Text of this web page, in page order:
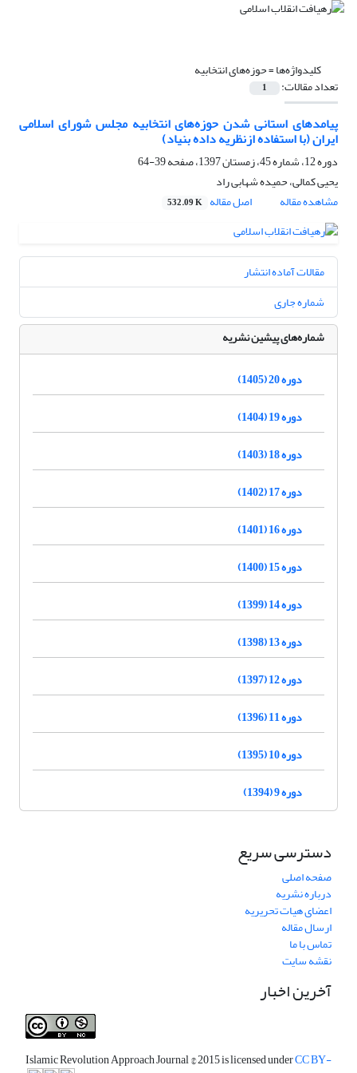
کلیدواژه‌ها =حوزه‌های انتخابیه
تعداد مقالات: 1
پیامدهای استانی شدن حوزه‌های انتخابیه مجلس شورای اسلامی
ایران (با استفاده ازنظریه داده بنیاد)
دوره 12، شماره 45، زمستان 1397، صفحه
39-64
یحیی کمالی، حمیده شهابی راد
مشاهده مقاله
اصل مقاله 532.09 K
مقالات آماده انتشار
شماره جاری
شماره‌های پیشین نشریه
دوره 20 (1405)
دوره 19 (1404)
دوره 18 (1403)
دوره 17 (1402)
دوره 16 (1401)
دوره 15 (1400)
دوره 14 (1399)
دوره 13 (1398)
دوره 12 (1397)
دوره 11 (1396)
دوره 10 (1395)
دوره 9 (1394)
دسترسی سریع
صفحه اصلی
درباره نشریه
اعضای هیات تحریریه
ارسال مقاله
تماس با ما
نقشه سایت
آخرین اخبار
Islamic Revolution Approach Journal© 2015 is licensed underCC BY-